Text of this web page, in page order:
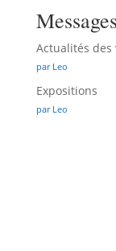
Actualités des
par Leo
Expositions
par Leo